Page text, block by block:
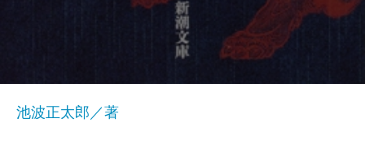
池波正太郎／著